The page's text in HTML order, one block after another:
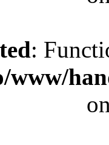
: